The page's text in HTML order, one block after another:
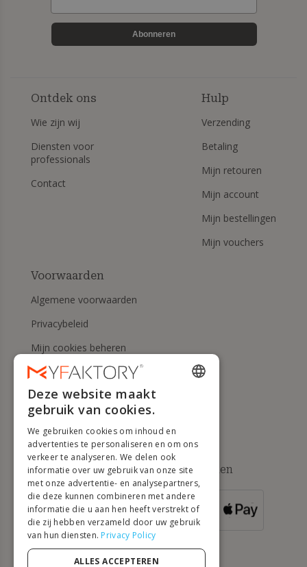
Abonneren
Ontdek ons
Wie zijn wij
Diensten voor
professionals
Contact
Hulp
Verzending
Betaling
Mijn retouren
Mijn account
Mijn bestellingen
Mijn vouchers
Voorwaarden
Algemene voorwaarden
Privacybeleid
Mijn cookies beheren
Herroepingsrecht en
Hulp
Beschikbare betaalmethoden
VOOR
VANAF 500 €
DUTCH
GERMAN
ITALIAN
PORTUGUESE
Deze website maakt
gebruik van cookies.
We gebruiken cookies om inhoud en
advertenties te personaliseren en om ons
verkeer te analyseren. We delen ook
informatie over uw gebruik van onze site
met onze advertentie- en analysepartners,
die deze kunnen combineren met andere
informatie die u aan hen heeft verstrekt of
die zij hebben verzameld door uw gebruik
van hun diensten. Privacy Policy
ALLES ACCEPTEREN